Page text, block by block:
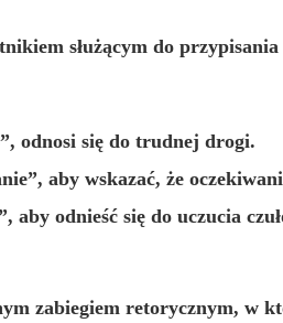
służącym do
odnosi się do trudnej drogi.
aby wskazać, że
aby odnieść się do uczucia
zabiegiem retorycznym, w